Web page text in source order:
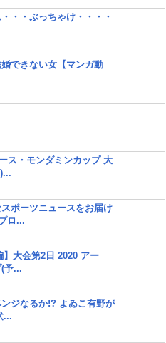
・・ぶっちゃけ・・・・
婚できない女【マンガ動
ス・モンダミンカップ 大
ポーツニュースをお届け
ロ...
】大会第2日 2020 アー
予...
ンジなるか!? よゐこ有野が
...